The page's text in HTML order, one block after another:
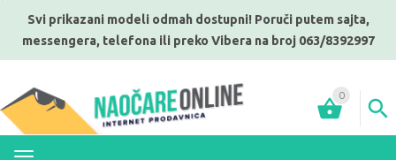
Svi prikazani modeli odmah dostupni! Poruči putem sajta,
messengera, telefona ili preko Vibera na broj 063/8392997
0